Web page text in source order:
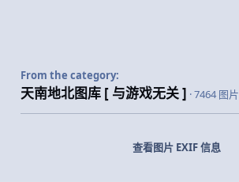
From the category:
天南地北图库 [ 与游戏无关 ] · 7464 图片
查看图片 EXIF 信息